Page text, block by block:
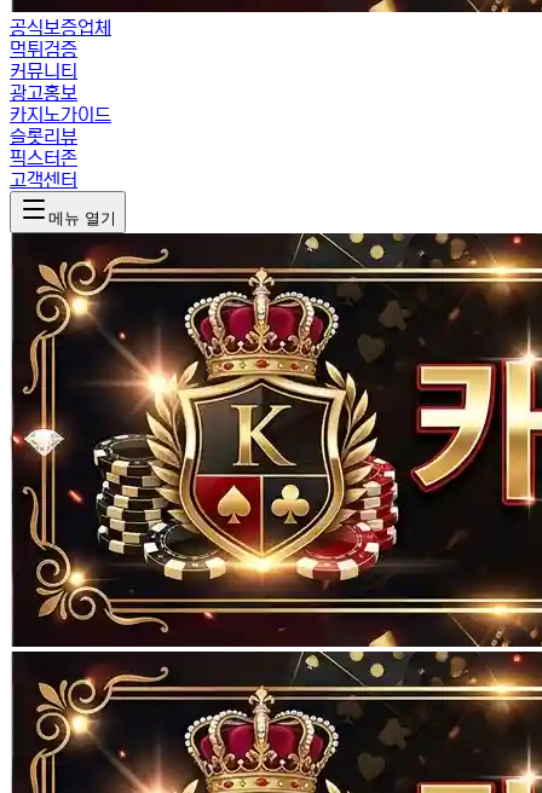
공식보증업체
먹튀검증
커뮤니티
광고홍보
카지노가이드
슬롯리뷰
픽스터존
고객센터
메뉴 열기